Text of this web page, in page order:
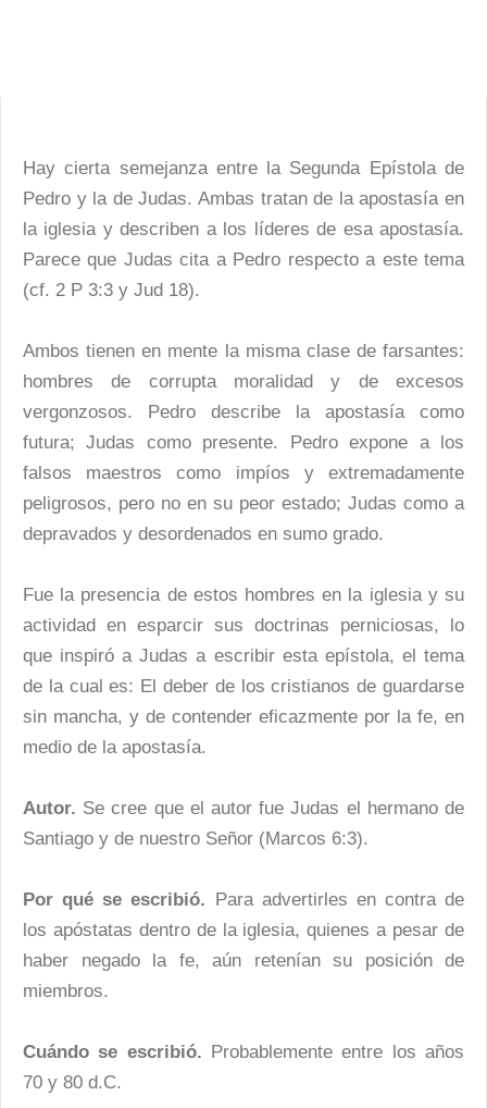
Hay cierta semejanza entre la Segunda Epístola de
Pedro y la de Judas. Ambas tratan de la apostasía en
la iglesia y describen a los líderes de esa apostasía.
Parece que Judas cita a Pedro respecto a este tema
(cf. 2 P 3:3 y Jud 18).
Ambos tienen en mente la misma clase de farsantes:
hombres de corrupta moralidad y de excesos
vergonzosos. Pedro describe la apostasía como
futura; Judas como presente. Pedro expone a los
falsos maestros como impíos y extremadamente
peligrosos, pero no en su peor estado; Judas como a
depravados y desordenados en sumo grado.
Fue la presencia de estos hombres en la iglesia y su
actividad en esparcir sus doctrinas perniciosas, lo
que inspiró a Judas a escribir esta epístola, el tema
de la cual es: El deber de los cristianos de guardarse
sin mancha, y de contender eficazmente por la fe, en
medio de la apostasía.
Autor. Se cree que el autor fue Judas el hermano de
Santiago y de nuestro Señor (Marcos 6:3).
Por qué se escribió. Para advertirles en contra de
los apóstatas dentro de la iglesia, quienes a pesar de
haber negado la fe, aún retenían su posición de
miembros.
Cuándo se escribió. Probablemente entre los años
70 y 80 d.C.